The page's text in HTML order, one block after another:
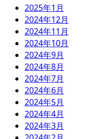
2025年1月
2024年12月
2024年11月
2024年10月
2024年9月
2024年8月
2024年7月
2024年6月
2024年5月
2024年4月
2024年3月